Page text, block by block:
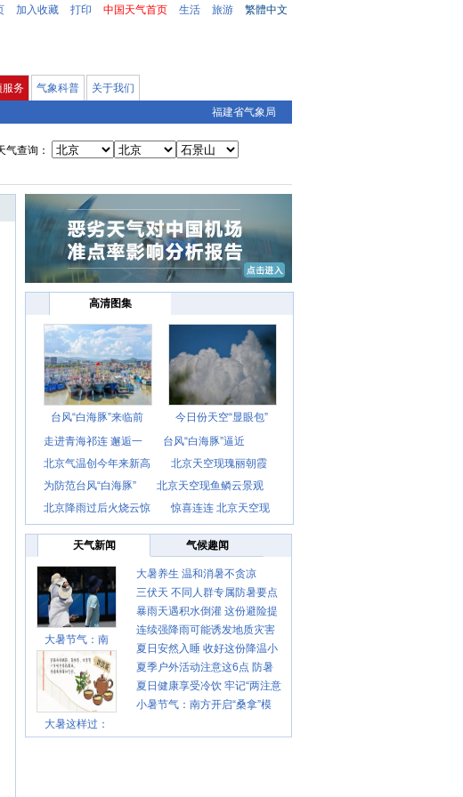
加入收藏 打印 中国天气首页 生活 旅游 繁體中文
服务 气象科普
关于我们
福建省气象局
气查询：
高清图集
台风“白海豚”来临前
今日份天空“显眼包”
走进青海祁连 邂逅一
台风“白海豚”逼近
北京气温创今年来新高
北京天空现瑰丽朝霞
为防范台风“白海豚”
北京天空现鱼鳞云景观
北京降雨过后火烧云惊
惊喜连连 北京天空现
天气新闻 气候趣闻
大暑节气：南
大暑这样过：
大暑养生 温和消暑不贪凉
三伏天 不同人群专属防暑要点
请收好
暴雨天遇积水倒灌 这份避险提
示请收好
连续强降雨可能诱发地质灾害
这些前兆要知道
夏日安然入睡 收好这份降温小
贴士
夏季户外活动注意这6点 防暑
健身两不误
夏日健康享受冷饮 牢记“两注意
一控制”
小暑节气：南方开启“桑拿”模